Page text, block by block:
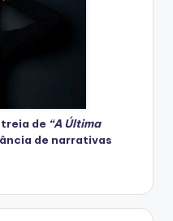
de “A Última
de narrativas